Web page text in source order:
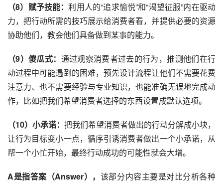
（8）赋予技能：利用人的“追求愉悦”和“渴望征服”内在驱动
力，把行动所需的技巧展示给消费者看，并提供必要的资源
协助他们，教会他们具备做到某事的能力。
（9）傻瓜式： 通过观察消费者过去的行为，推测他们在行
动过程中可能遇到的困难，预先设计流程让他们不需要花费
注意力、也不需要经验与专业知识，也能准确无误地完成动
作，比如把我们希望消费者选择的东西设置成默认选项。
（10）小承诺： 把我们希望消费者做出的行动分解成小块，
让行为目标变小一点，循序引诱消费者做出一个小承诺，从
帮一个小忙开始，最终行动成功的可能性就会大增。
A是指答案（Answer）， 该部分内容主要是对比分析各种